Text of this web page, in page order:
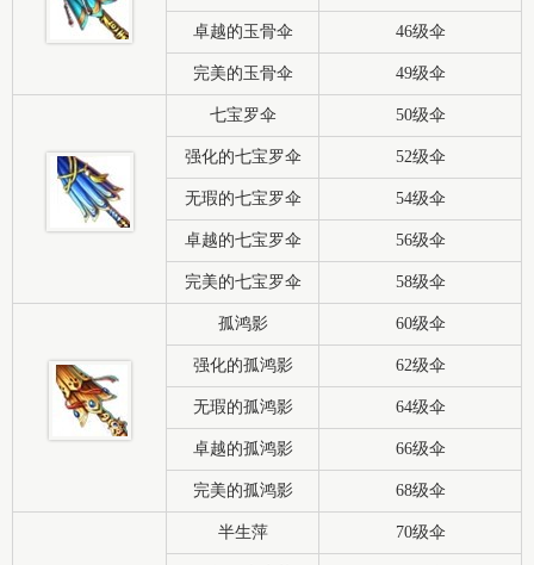
卓越的玉骨伞 46级伞
完美的玉骨伞 49级伞
七宝罗伞 50级伞
强化的七宝罗伞 52级伞
无瑕的七宝罗伞 54级伞
卓越的七宝罗伞 56级伞
完美的七宝罗伞 58级伞
孤鸿影 60级伞
强化的孤鸿影 62级伞
无瑕的孤鸿影 64级伞
卓越的孤鸿影 66级伞
完美的孤鸿影 68级伞
半生萍 70级伞